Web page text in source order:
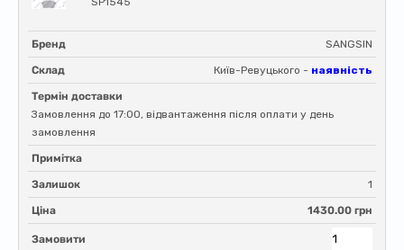
Бренд SANGSIN
Склад Київ-Ревуцького - наявність
Термін доставки
Замовлення до 17:00, відвантаження після оплати у день
замовлення
Примітка
Залишок 1
Ціна 1430.00 грн
Замовити